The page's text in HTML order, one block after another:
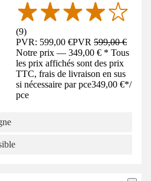
(9)
PVR: 599,00 €PVR599,00 €
Notre prix — 349,00 € * Tous
les prix affichés sont des prix
TTC, frais de livraison en sus
si nécessaire par pce349,00 €*/
pce